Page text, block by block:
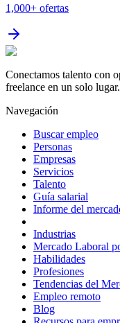
1,000+ ofertas
Conectamos talento con
freelance en un solo lugar.
Navegación
Buscar empleo
Personas
Empresas
Servicios
Talento
Guía salarial
Informe del
Industrias
Mercado Laboral
Habilidades
Profesiones
Tendencias del
Empleo remoto
Blog